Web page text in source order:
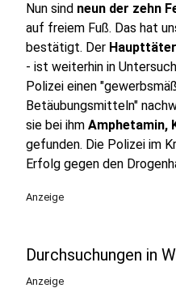
Nun sind neun der zehn
auf freiem Fuß. Das hat
bestätigt. Der Haupttäter
- ist weiterhin in
Polizei einen
Betäubungsmitteln"
sie bei ihm Amphetamin,
gefunden. Die Polizei im
Erfolg gegen den
Anzeige
Durchsuchungen in
Anzeige